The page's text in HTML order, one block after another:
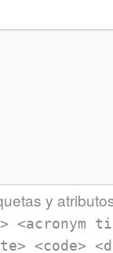
y
<code>